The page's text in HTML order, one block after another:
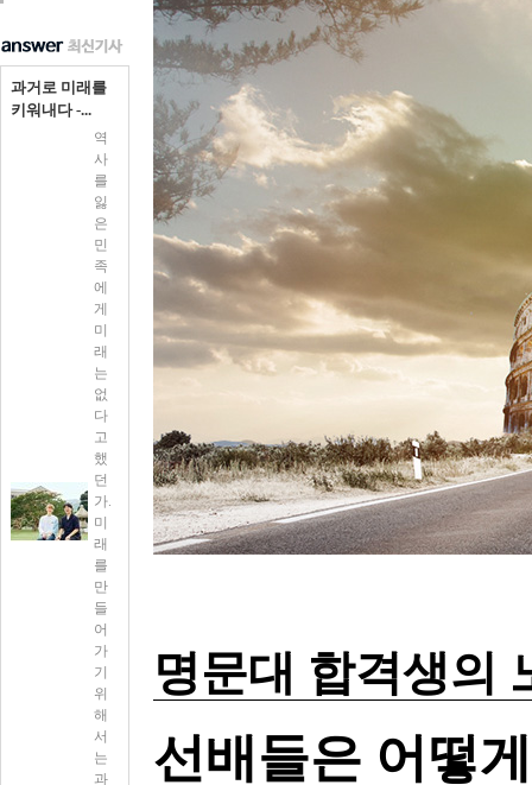
과거로 미래를
키워내다 -...
역
사
를
잃
은
민
족
에
게
미
래
는
없
다
고
했
던
가.
미
래
를
만
들
어
가
기
위
해
서
는
과
명문대 합격생의
선배들은 어떻